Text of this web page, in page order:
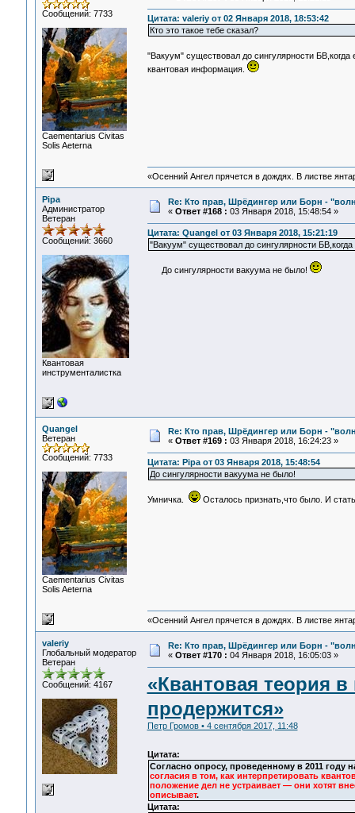
Сообщений: 7733
Сaementarius Civitas
Solis Aeterna
Цитата: valeriy от 02 Января 2018, 18:53:42
Кто это такое тебе сказал?
"Вакуум" существовал до сингулярности
квантовая информация.
«Осенний Ангел прячется в дождях. В листве
Pipa
Администратор
Ветеран
Сообщений: 3660
Квантовая
инструменталистка
Re: Кто прав, Шрёдингер или Борн -
« Ответ #168 : 03 Января 2018, 15:48:54 »
Цитата: Quangel от 03 Января 2018, 15:21:19
"Вакуум" существовал до сингулярности
До сингулярности вакуума не было!
Quangel
Ветеран
Сообщений: 7733
Сaementarius Civitas
Solis Aeterna
Re: Кто прав, Шрёдингер или Борн -
« Ответ #169 : 03 Января 2018, 16:24:23 »
Цитата: Pipa от 03 Января 2018, 15:48:54
До сингулярности вакуума не было!
Умничка. Осталось признать,что было. И
«Осенний Ангел прячется в дождях. В листве
valeriy
Глобальный модератор
Ветеран
Сообщений: 4167
Re: Кто прав, Шрёдингер или Борн -
« Ответ #170 : 04 Января 2018, 16:05:03 »
«Квантовая теория
продержится»
Петр Громов • 4 сентября 2017, 11:48
Цитата:
Согласно опросу, проведенному в 2011 году
согласия в том, как интерпретировать
положение дел не устраивает — они хотят
описывает.
Цитата: